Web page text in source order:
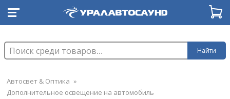
Найти
Автосвет & Оптика »
Дополнительное освещение на автомобиль